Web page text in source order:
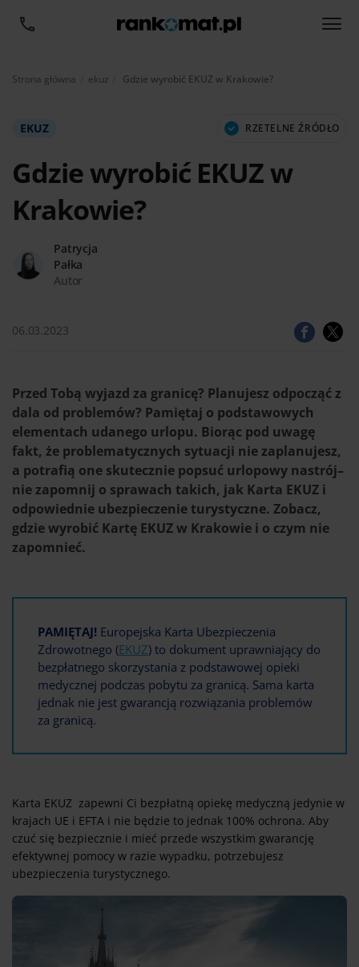
Strona główna ekuz Aktualnie:
Gdzie wyrobić EKUZ w Krakowie?
EKUZ RZETELNE ŹRÓDŁO
Gdzie wyrobić EKUZ w
Krakowie?
Patrycja
Pałka
Autor
06.03.2023
Przed Tobą wyjazd za granicę? Planujesz odpocząć z
dala od problemów? Pamiętaj o podstawowych
elementach udanego urlopu. Biorąc pod uwagę
fakt, że problematycznych sytuacji nie zaplanujesz,
a potrafią one skutecznie popsuć urlopowy nastrój–
nie zapomnij o sprawach takich, jak Karta EKUZ i
odpowiednie ubezpieczenie turystyczne. Zobacz,
gdzie wyrobić Kartę EKUZ w Krakowie i o czym nie
zapomnieć.
PAMIĘTAJ! Europejska Karta Ubezpieczenia
Zdrowotnego (EKUZ) to dokument uprawniający do
bezpłatnego skorzystania z podstawowej opieki
medycznej podczas pobytu za granicą. Sama karta
jednak nie jest gwarancją rozwiązania problemów
za granicą.
Karta EKUZ zapewni Ci bezpłatną opiekę medyczną jedynie w
krajach UE i EFTA i nie będzie to jednak 100% ochrona. Aby
czuć się bezpiecznie i mieć przede wszystkim gwarancję
efektywnej pomocy w razie wypadku, potrzebujesz
ubezpieczenia turystycznego.